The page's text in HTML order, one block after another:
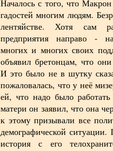
Началось с того, что
гадостей многим людям.
лентяйстве. Хотя сам
предприятия направо -
многих и многих своих
объявил бретонцам, что
И это было не в шутку
пожаловалась, что у неё
ей, что надо было
матери он заявил, что она
к этому призывали все
демографической ситуации.
история с его